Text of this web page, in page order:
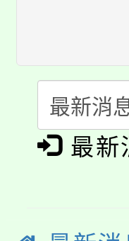
半價
者。
份教
大溪
淨零
會
115年
程
「本
場熱
8/21
局官
8月14
最新